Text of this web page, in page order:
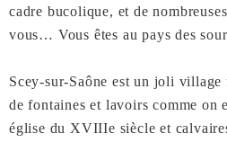
cadre bucolique, et de
vous… Vous êtes au pays des
Scey-sur-Saône est un joli
de fontaines et lavoirs comme on
église du XVIIIe siècle et